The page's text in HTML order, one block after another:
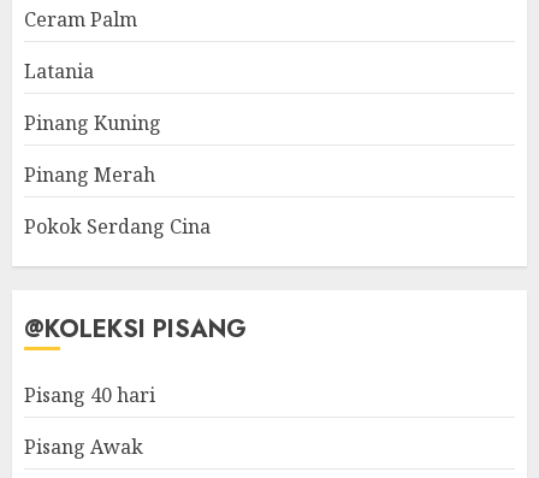
Ceram Palm
Latania
Pinang Kuning
Pinang Merah
Pokok Serdang Cina
@KOLEKSI PISANG
Pisang 40 hari
Pisang Awak